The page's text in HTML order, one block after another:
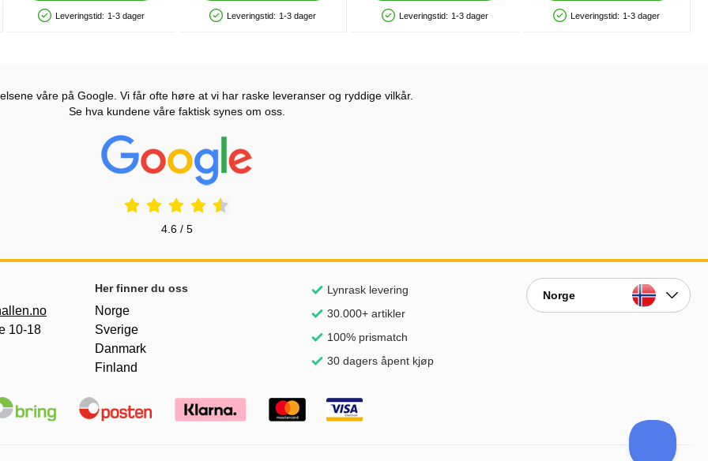
Produkttilgjengelighet: På lager
Leveringstid: 1-3 dager
Produkttilgjengelighet: På lager
Leveringstid: 1-3 dager
Produkttilgjengelighet: På lager
Leveringstid: 1-3 dager
Produkttilgjengelighet: På lager
Leveringstid: 1-3 dager
våre på Google. Vi får ofte høre at vi har raske leveranser og ryddige vilkår.
Se hva kundene våre faktisk synes om oss.
Prisjakt Vurdering: 4.6 Stjerne
4.6 / 5
10-18
Her finner du oss
Norge
Sverige
Danmark
Finland
Lynrask levering
30.000+ artikler
100% prismatch
30 dagers åpent kjøp
Norge